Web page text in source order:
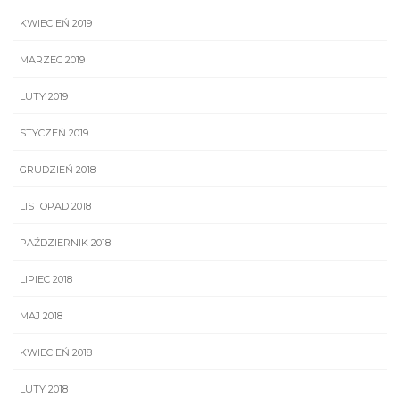
KWIECIEŃ 2019
MARZEC 2019
LUTY 2019
STYCZEŃ 2019
GRUDZIEŃ 2018
LISTOPAD 2018
PAŹDZIERNIK 2018
LIPIEC 2018
MAJ 2018
KWIECIEŃ 2018
LUTY 2018